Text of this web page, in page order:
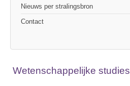
Nieuws per stralingsbron
Contact
Wetenschappelijke studies